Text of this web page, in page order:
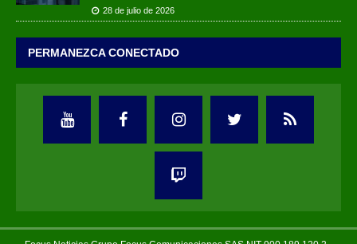
28 de julio de 2026
PERMANEZCA CONECTADO